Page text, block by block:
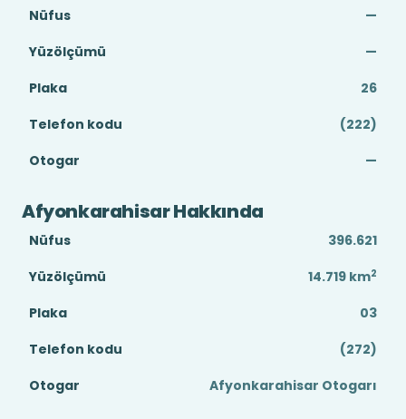
Nüfus
—
Yüzölçümü
—
Plaka
26
Telefon kodu
(222)
Otogar
—
Afyonkarahisar Hakkında
Nüfus
396.621
Yüzölçümü
14.719 km2
Plaka
03
Telefon kodu
(272)
Otogar
Afyonkarahisar Otogarı